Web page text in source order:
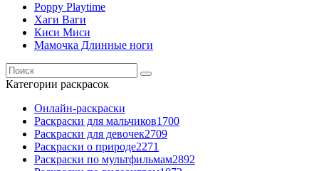
Poppy Playtime
Хаги Ваги
Киси Миси
Мамочка Длинные ноги
Категории раскрасок
Онлайн-раскраски
Раскраски для мальчиков1700
Раскраски для девочек2709
Раскраски о природе2271
Раскраски по мультфильмам2892